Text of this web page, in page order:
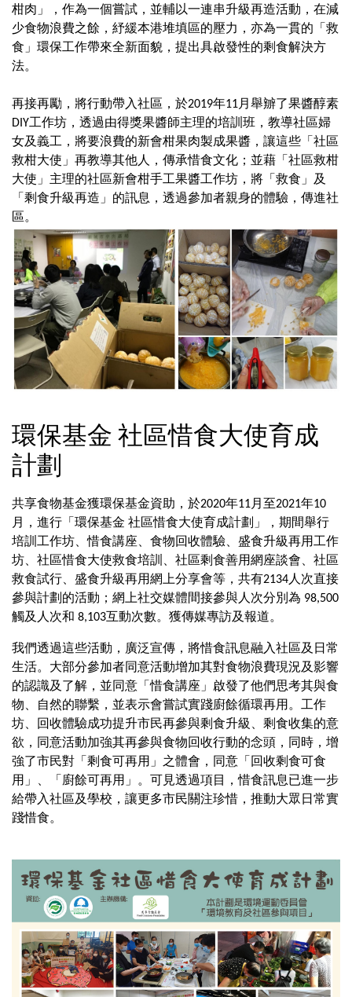
柑肉」，作為一個嘗試，並輔以一連串升級再造活動，在減
少食物浪費之餘，紓緩本港堆填區的壓力，亦為一貫的「救
食」環保工作帶來全新面貌，提出具啟發性的剩食解決方
法。
再接再勵，將行動帶入社區，於2019年11月舉辧了果醬醇素
DIY工作坊，透過由得獎果醬師主理的培訓班，教導社區婦
女及義工，將要浪費的新會柑果肉製成果醬，讓這些「社區
救柑大使」再教導其他人，傳承惜食文化；並藉「社區救柑
大使」主理的社區新會柑手工果醬工作坊，將「救食」及
「剩食升級再造」的訊息，透過參加者親身的體驗，傳進社
區。
環保基金 社區惜食大使育成
計劃
共享食物基金獲環保基金資助，於2020年11月至2021年10
月，進行「環保基金 社區惜食大使育成計劃」，期間舉行
培訓工作坊、惜食講座、食物回收體驗、盛食升級再用工作
坊、社區惜食大使救食培訓、社區剩食善用網座談會、社區
救食試行、盛食升級再用網上分享會等，共有2134人次直接
參與計劃的活動；網上社交媒體間接參與人次分別為 98,500
觸及人次和 8,103互動次數。獲傳媒專訪及報道。
我們透過這些活動，廣泛宣傳，將惜食訊息融入社區及日常
生活。大部分參加者同意活動增加其對食物浪費現況及影響
的認識及了解，並同意「惜食講座」啟發了他們思考其與食
物、自然的聯繫，並表示會嘗試實踐廚餘循環再用。工作
坊、回收體驗成功提升市民再參與剩食升級、剩食收集的意
欲，同意活動加強其再參與食物回收行動的念頭，同時，增
強了市民對「剩食可再用」之體會，同意「回收剩食可食
用」、「廚餘可再用」。可見透過項目，惜食訊息已進一步
給帶入社區及學校，讓更多市民關注珍惜，推動大眾日常實
踐惜食。